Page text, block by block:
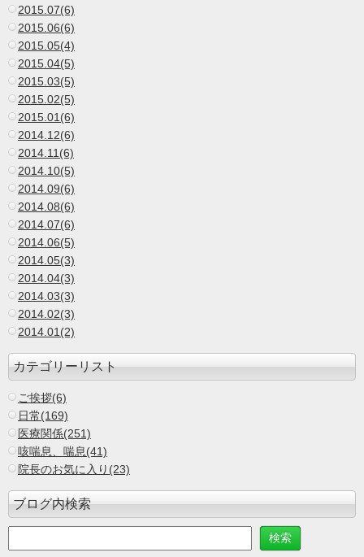
2015.07(6)
2015.06(6)
2015.05(4)
2015.04(5)
2015.03(5)
2015.02(5)
2015.01(6)
2014.12(6)
2014.11(6)
2014.10(5)
2014.09(6)
2014.08(6)
2014.07(6)
2014.06(5)
2014.05(3)
2014.04(3)
2014.03(3)
2014.02(3)
2014.01(2)
カテゴリーリスト
ご挨拶(6)
日常(169)
医療関係(251)
咳喘息、喘息(41)
院長のお気に入り(23)
ブログ内検索